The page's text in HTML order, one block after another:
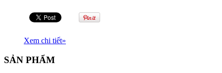
Xem chi tiết»
SẢN PHẨM